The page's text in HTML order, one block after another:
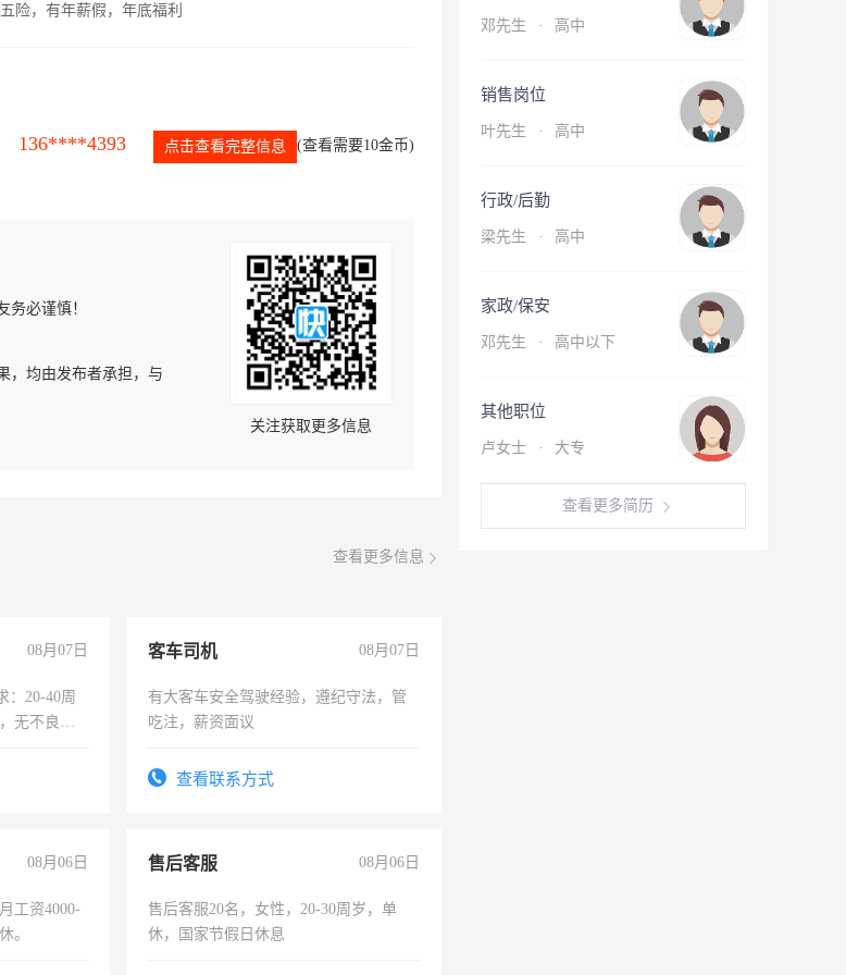
险，有年薪假，年底福利
136****4393 点击查看完整信息 (查看需要10金币)
必谨慎！
，均由发布者承担，与
关注获取更多信息
查看更多信息
08月07日
：20-40周
无不良嗜
倒，每月
客车司机 08月07日
有大客车安全驾驶经验，遵纪守法，管
吃注，薪资面议
查看联系方式
08月06日
工资4000-
。
售后客服 08月06日
售后客服20名，女性，20-30周岁，单
休，国家节假日休息
邓先生 · 高中
销售岗位
叶先生 · 高中
行政/后勤
梁先生 · 高中
家政/保安
邓先生 · 高中以下
其他职位
卢女士 · 大专
查看更多简历